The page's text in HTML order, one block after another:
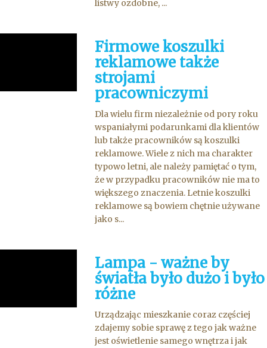
listwy ozdobne, ...
Firmowe koszulki
reklamowe także
strojami
pracowniczymi
Dla wielu firm niezależnie od pory roku
wspaniałymi podarunkami dla klientów
lub także pracowników są koszulki
reklamowe. Wiele z nich ma charakter
typowo letni, ale należy pamiętać o tym,
że w przypadku pracowników nie ma to
większego znaczenia. Letnie koszulki
reklamowe są bowiem chętnie używane
jako s...
Lampa - ważne by
światła było dużo i było
różne
Urządzając mieszkanie coraz częściej
zdajemy sobie sprawę z tego jak ważne
jest oświetlenie samego wnętrza i jak